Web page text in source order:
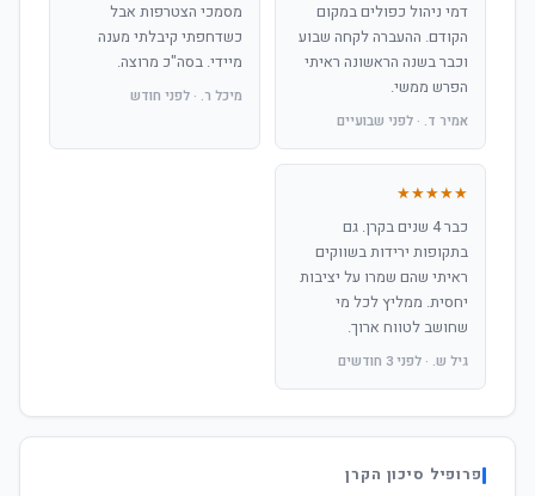
דמי ניהול כפולים במקום
הקודם. ההעברה לקחה שבוע
וכבר בשנה הראשונה ראיתי
הפרש ממשי.
אמיר ד. · לפני שבועיים
מסמכי הצטרפות אבל
כשדחפתי קיבלתי מענה
מיידי. בסה"כ מרוצה.
מיכל ר. · לפני חודש
★★★★★
כבר 4 שנים בקרן. גם
בתקופות ירידות בשווקים
ראיתי שהם שמרו על יציבות
יחסית. ממליץ לכל מי
שחושב לטווח ארוך.
גיל ש. · לפני 3 חודשים
פרופיל סיכון הקרן